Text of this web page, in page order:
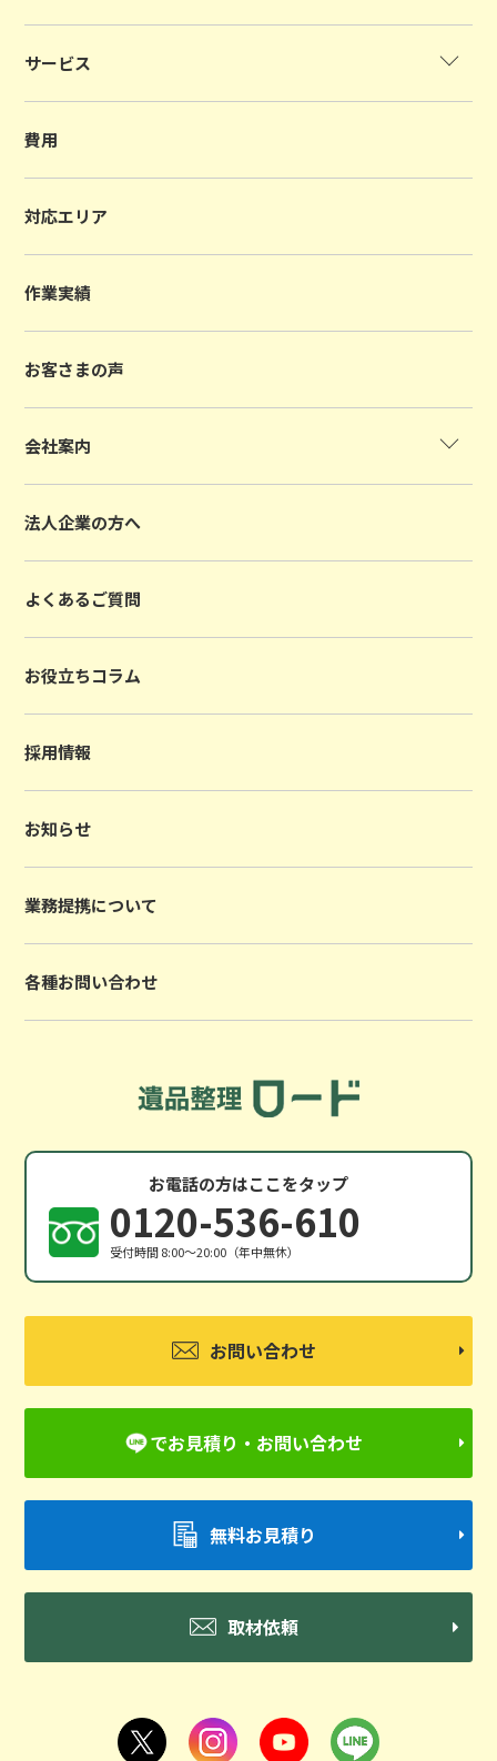
サービス
費用
対応エリア
作業実績
お客さまの声
会社案内
法人企業の方へ
よくあるご質問
お役立ちコラム
採用情報
お知らせ
業務提携について
各種お問い合わせ
お電話の方はここをタップ
0120-536-610
受付時間 8:00〜20:00（年中無休）
お問い合わせ
でお見積り・お問い合わせ
無料お見積り
取材依頼